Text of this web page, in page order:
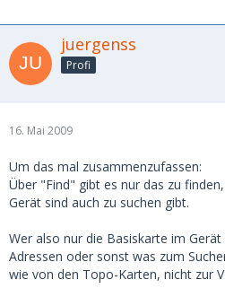
juergenss
Profi
16. Mai 2009
Um das mal zusammenzufassen:
Über "Find" gibt es nur das zu
Gerät sind auch zu suchen gibt.
Wer also nur die Basiskarte im
Adressen oder sonst was zum
wie von den Topo-Karten, nicht zur